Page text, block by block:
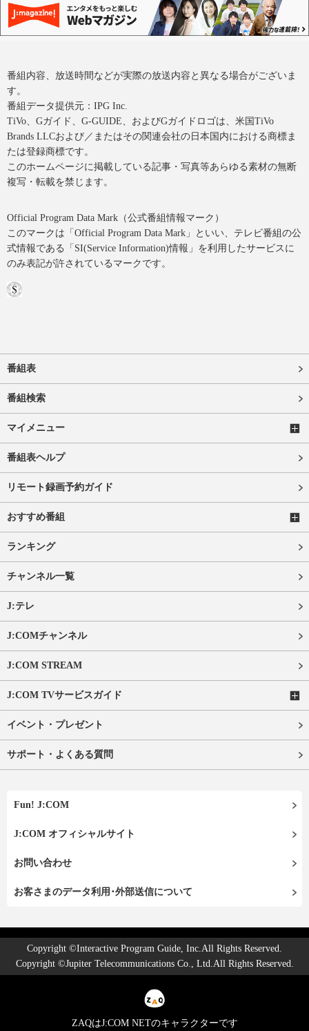
番組内容、放送時間などが実際の放送内容と異なる場合がございま
す。
番組データ提供元：IPG Inc.
TiVo、Gガイド、G-GUIDE、およびGガイドロゴは、米国TiVo
Brands LLCおよび／またはその関連会社の日本国内における商標ま
たは登録商標です。
このホームページに掲載している記事・写真等あらゆる素材の無断
複写・転載を禁じます。
Official Program Data Mark（公式番組情報マーク）
このマークは「Official Program Data Mark」といい、テレビ番組の公
式情報である「SI(Service Information)情報」を利用したサービスに
のみ表記が許されているマークです。
番組表
番組検索
マイメニュー
番組表ヘルプ
リモート録画予約ガイド
おすすめ番組
ランキング
チャンネル一覧
J:テレ
J:COMチャンネル
J:COM STREAM
J:COM TVサービスガイド
イベント・プレゼント
サポート・よくある質問
Fun! J:COM
J:COM オフィシャルサイト
お問い合わせ
お客さまのデータ利用･外部送信について
Copyright ©Interactive Program Guide, Inc.All Rights Reserved.
Copyright ©Jupiter Telecommunications Co., Ltd.All Rights Reserved.
ZAQはJ:COM NETのキャラクターです